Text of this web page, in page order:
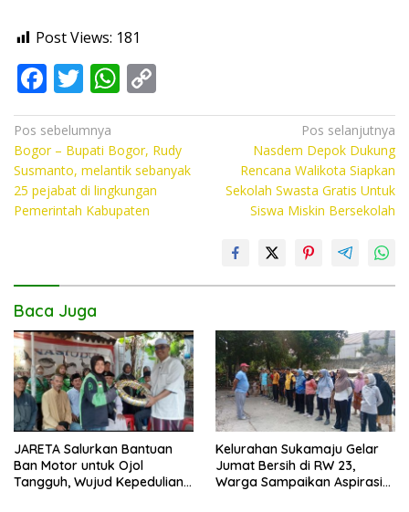
Post Views: 181
F
ac
e
b
o
o
T
w
itt
er
W
h
s
A
p
o
p
y
Navigasi
pos
Pos sebelumnya
Bogor – Bupati Bogor, Rudy
Susmanto, melantik sebanyak
25 pejabat di lingkungan
Pemerintah Kabupaten
Pos selanjutnya
Nasdem Depok Dukung
Rencana Walikota Siapkan
Sekolah Swasta Gratis Untuk
Siswa Miskin Bersekolah
Baca Juga
JARETA Salurkan Bantuan
Ban Motor untuk Ojol
Tangguh, Wujud Kepedulian
Kelurahan Sukamaju Gelar
Jumat Bersih di RW 23,
Warga Sampaikan Aspirasi